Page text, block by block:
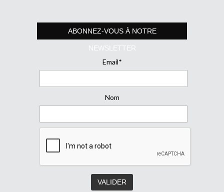
ABONNEZ-VOUS À NOTRE
NEWSLETTER
Email*
Nom